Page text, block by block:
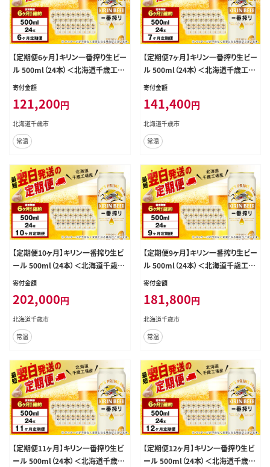
【定期便6ヶ月】キリン一番搾り生ビー
ル 500ml（24本）＜北海道千歳工場
産＞
寄付金額
121,200円
北海道千歳市
常温
【定期便7ヶ月】キリン一番搾り生ビー
ル 500ml（24本）＜北海道千歳工場
産＞
寄付金額
141,400円
北海道千歳市
常温
【定期便10ヶ月】キリン一番搾り生ビ
ール 500ml（24本）＜北海道千歳工
場産＞
寄付金額
202,000円
北海道千歳市
常温
【定期便9ヶ月】キリン一番搾り生ビー
ル 500ml（24本）＜北海道千歳工場
産＞
寄付金額
181,800円
北海道千歳市
常温
【定期便11ヶ月】キリン一番搾り生ビ
ール 500ml（24本）＜北海道千歳工
【定期便12ヶ月】キリン一番搾り生ビ
ール 500ml（24本）＜北海道千歳工